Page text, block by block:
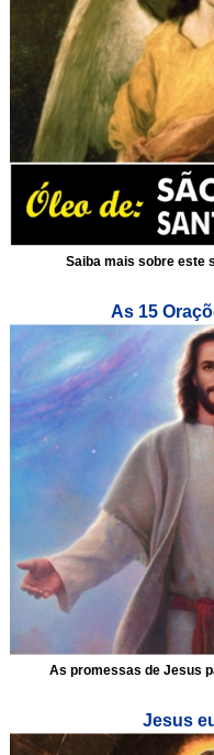
Saiba mais sobre este
As 15
As promessas de Jesus
Jesus